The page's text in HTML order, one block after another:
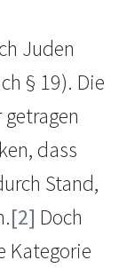
Juden
§ 19). Die
dass
Stand,
[2] Doch
Kategorie